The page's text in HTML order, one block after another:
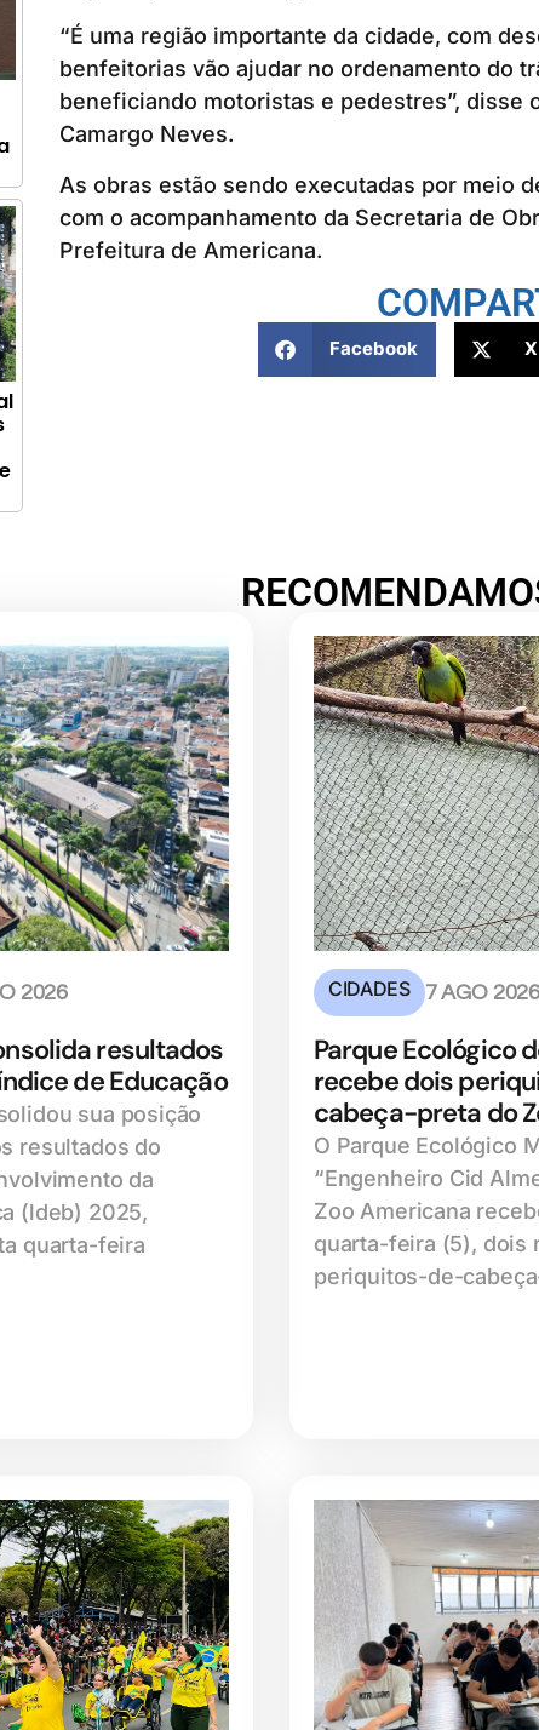
“É uma região importante da cidade, com
benfeitorias vão ajudar no ordenamento do
beneficiando motoristas e pedestres”, disse
Camargo Neves.
As obras estão sendo executadas por meio
com o acompanhamento da Secretaria de
Prefeitura de Americana.
Facebook X
2026
resultados
de Educação
sua posição
resultados do
da
(ldeb) 2025,
quarta-feira
CIDADES 7 AGO 2026
Parque Ecológico
recebe dois
cabeça-preta do
O Parque Ecológico
“Engenheiro Cid
Zoo Americana
quarta-feira (5), dois
periquitos-de-